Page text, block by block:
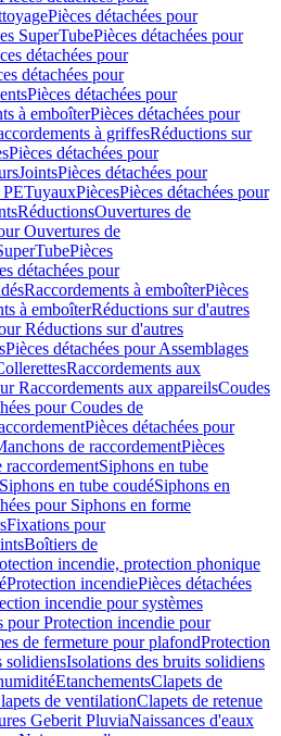
Pièces détachées pour
SuperTubePièces détachées pour
détachées pour
détachées pour
Pièces détachées pour
à emboîterPièces détachées pour
à griffesRéductions sur
Pièces détachées pour
JointsPièces détachées pour
TuyauxPiècesPièces détachées pour
RéductionsOuvertures de
Ouvertures de
Pièces
détachées pour
Raccordements à emboîterPièces
à emboîterRéductions sur d'autres
Réductions sur d'autres
Pièces détachées pour Assemblages
Raccordements aux
Raccordements aux appareilsCoudes
pour Coudes de
Pièces détachées pour
de raccordementPièces
raccordementSiphons en tube
en tube coudéSiphons en
pour Siphons en forme
Fixations pour
Boîtiers de
incendie, protection phonique
Protection incendiePièces détachées
incendie pour systèmes
pour Protection incendie pour
de fermeture pour plafondProtection
solidiensIsolations des bruits solidiens
EtanchementsClapets de
de ventilationClapets de retenue
Geberit PluviaNaissances d'eaux